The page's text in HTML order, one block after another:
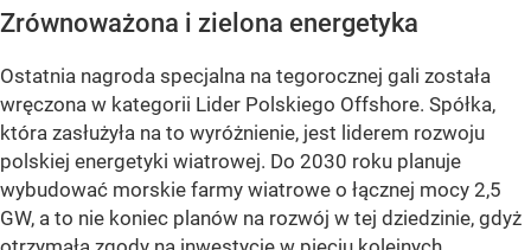
Zrównoważona i zielona energetyka
Ostatnia nagroda specjalna na tegorocznej gali została
wręczona w kategorii Lider Polskiego Offshore. Spółka,
która zasłużyła na to wyróżnienie, jest liderem rozwoju
polskiej energetyki wiatrowej. Do 2030 roku planuje
wybudować morskie farmy wiatrowe o łącznej mocy 2,5
GW, a to nie koniec planów na rozwój w tej dziedzinie, gdyż